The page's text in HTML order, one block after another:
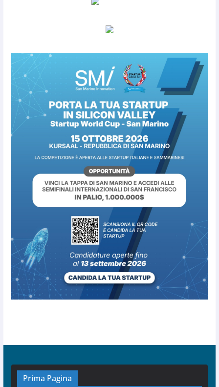
Prima Pagina